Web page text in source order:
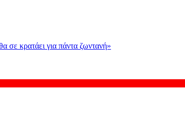
σε κρατάει για πάντα ζωντανή»